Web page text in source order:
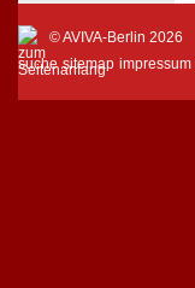
© AVIVA-Berlin 2026
suche sitemap impressum